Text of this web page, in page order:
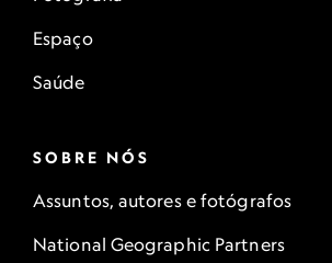
Espaço
Saúde
SOBRE NÓS
Assuntos, autores e fotógrafos
National Geographic Partners